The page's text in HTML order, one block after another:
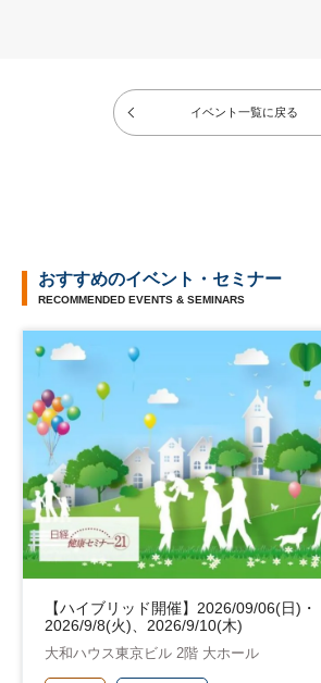
イベント一覧に戻る
おすすめのイベント・セミナー
RECOMMENDED EVENTS & SEMINARS
【ハイブリッド開催】2026/09/06(日)・
2026/9/8(火)、2026/9/10(木)
大和ハウス東京ビル 2階 大ホール